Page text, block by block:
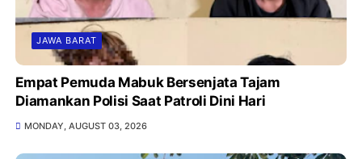
JAWA BARAT
Empat Pemuda Mabuk Bersenjata Tajam
Diamankan Polisi Saat Patroli Dini Hari
MONDAY, AUGUST 03, 2026